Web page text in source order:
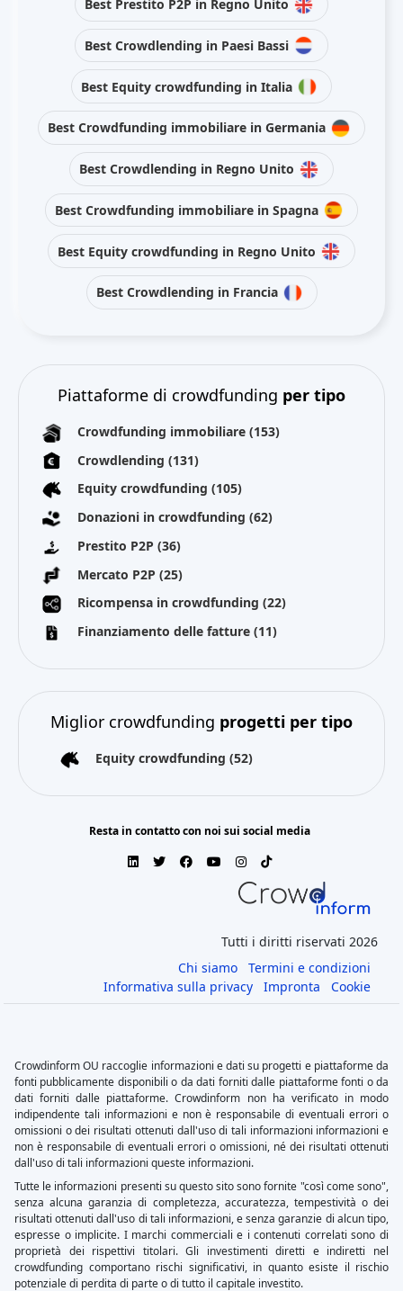
Best Prestito P2P in Regno Unito
Best Crowdlending in Paesi Bassi
Best Equity crowdfunding in Italia
Best Crowdfunding immobiliare in Germania
Best Crowdlending in Regno Unito
Best Crowdfunding immobiliare in Spagna
Best Equity crowdfunding in Regno Unito
Best Crowdlending in Francia
Piattaforme di crowdfunding per tipo
Crowdfunding immobiliare (153)
Crowdlending (131)
Equity crowdfunding (105)
Donazioni in crowdfunding (62)
Prestito P2P (36)
Mercato P2P (25)
Ricompensa in crowdfunding (22)
Finanziamento delle fatture (11)
Miglior crowdfunding progetti per tipo
Equity crowdfunding (52)
Resta in contatto con noi sui social media
Tutti i diritti riservati 2026
Chi siamo
Termini e condizioni
Informativa sulla privacy
Impronta Cookie
Crowdinform OU raccoglie informazioni e dati su progetti e piattaforme da
fonti pubblicamente disponibili o da dati forniti dalle piattaforme fonti o da
dati forniti dalle piattaforme. Crowdinform non ha verificato in modo
indipendente tali informazioni e non è responsabile di eventuali errori o
omissioni o dei risultati ottenuti dall'uso di tali informazioni informazioni e
non è responsabile di eventuali errori o omissioni, né dei risultati ottenuti
dall'uso di tali informazioni queste informazioni.
Tutte le informazioni presenti su questo sito sono fornite "così come sono",
senza alcuna garanzia di completezza, accuratezza, tempestività o dei
risultati ottenuti dall'uso di tali informazioni, e senza garanzie di alcun tipo,
espresse o implicite. I marchi commerciali e i contenuti correlati sono di
proprietà dei rispettivi titolari. Gli investimenti diretti e indiretti nel
crowdfunding comportano rischi significativi, in quanto esiste il rischio
potenziale di perdita di parte o di tutto il capitale investito.